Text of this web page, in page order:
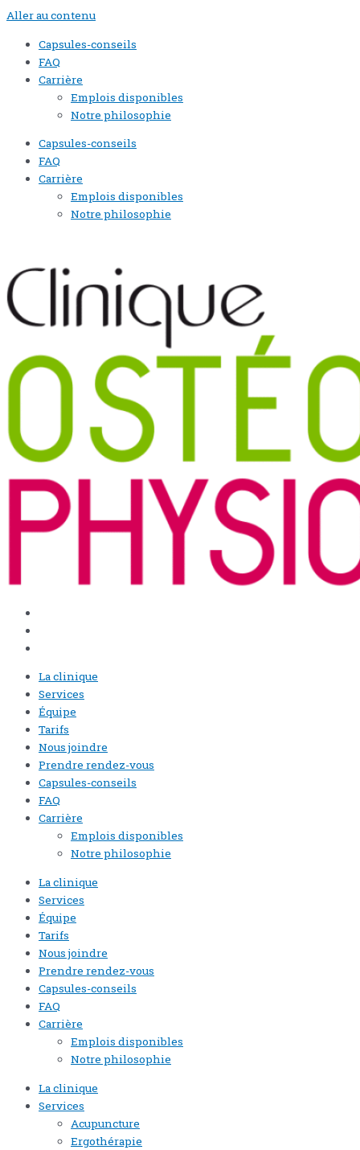
Aller au contenu
Capsules-conseils
FAQ
Carrière
Emplois disponibles
Notre philosophie
Capsules-conseils
FAQ
Carrière
Emplois disponibles
Notre philosophie
La clinique
Services
Équipe
Tarifs
Nous joindre
Prendre rendez-vous
Capsules-conseils
FAQ
Carrière
Emplois disponibles
Notre philosophie
La clinique
Services
Équipe
Tarifs
Nous joindre
Prendre rendez-vous
Capsules-conseils
FAQ
Carrière
Emplois disponibles
Notre philosophie
La clinique
Services
Acupuncture
Ergothérapie